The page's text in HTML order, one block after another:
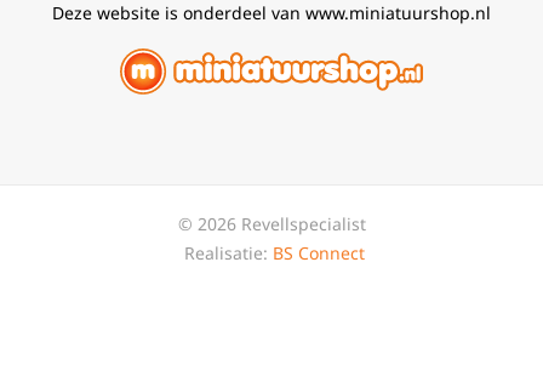
Deze website is onderdeel van www.miniatuurshop.nl
© 2026 Revellspecialist
Realisatie: BS Connect